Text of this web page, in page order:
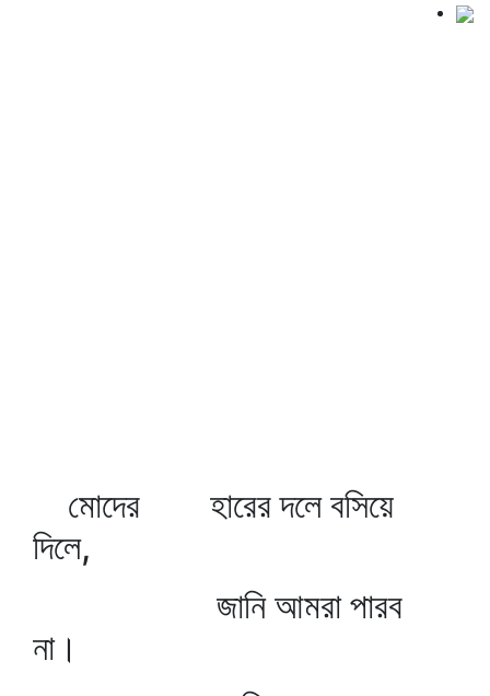
মোদের হারের দলে বসিয়ে
দিলে,
জানি আমরা পারব
না।